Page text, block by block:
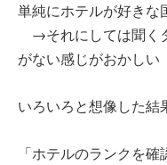
単純にホテルが好きな
→それにしては聞く
がない感じがおかしい
いろいろと想像した結
「ホテルのランクを